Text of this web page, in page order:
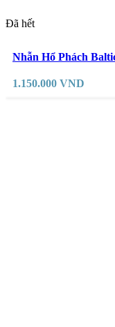
Đã hết
Yêu thích
Nhẫn Hổ Phách
1.150.000 VND